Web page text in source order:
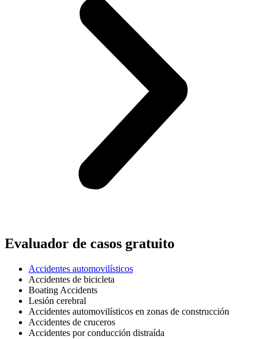
Evaluador de casos gratuito
Accidentes automovilísticos
Accidentes de bicicleta
Boating Accidents
Lesión cerebral
Accidentes automovilísticos en zonas de construcción
Accidentes de cruceros
Accidentes por conducción distraída